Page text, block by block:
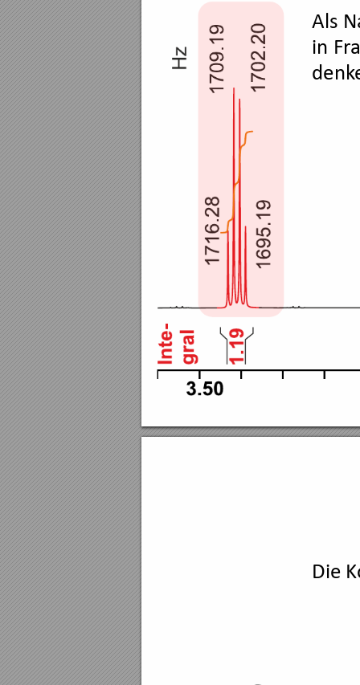
Als
in Fr
denk
Die K